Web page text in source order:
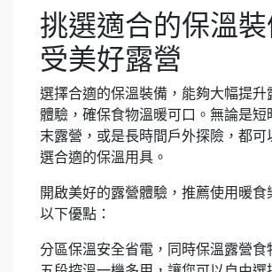
挑選適合的保溫
受美好露營
選擇合適的保溫裝備，能夠大幅提升
體驗，確保食物溫暖可口。無論是短
末露營，或是長時間戶外探險，都可
選合適的保溫用具。
開啟美好的露營體驗，推薦使用暖食
以下優點：
分區保溫安全省電，同時保溫露營食